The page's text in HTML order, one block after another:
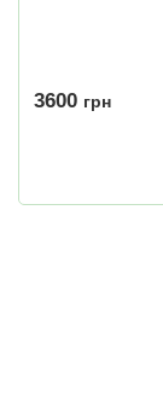
3600 грн